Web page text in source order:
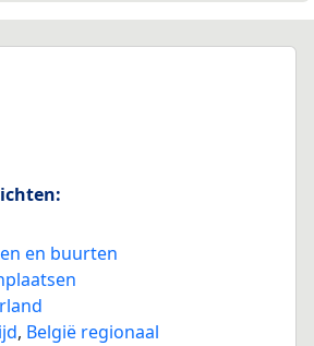
en buurten
, België regionaal